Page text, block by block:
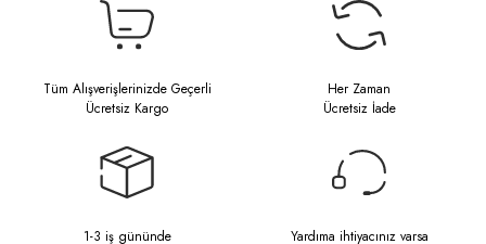
Tüm Alışverişlerinizde Geçerli
Ücretsiz Kargo
Her Zaman
Ücretsiz İade
1-3 iş gününde
Yardıma ihtiyacınız varsa